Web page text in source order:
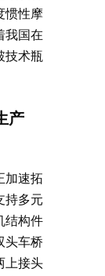
惯性摩
我国在
技术瓶
产
加速拓
持多元
结构件
头车桥
上接头